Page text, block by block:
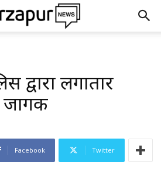
द्वारा लगातार
Facebook Twitter